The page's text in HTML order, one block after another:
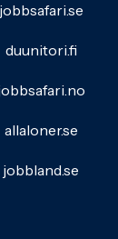
jobbsafari.se
duunitori.fi
allaloner.se
jobbland.se